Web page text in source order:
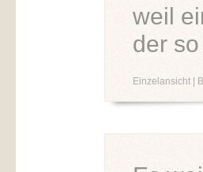
weil
der
Einzelansicht |